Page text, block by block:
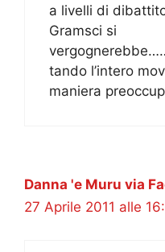
a livelli di
Gramsci si
tando l’intero
maniera
Danna 'e Muru via
27 Aprile 2011 alle